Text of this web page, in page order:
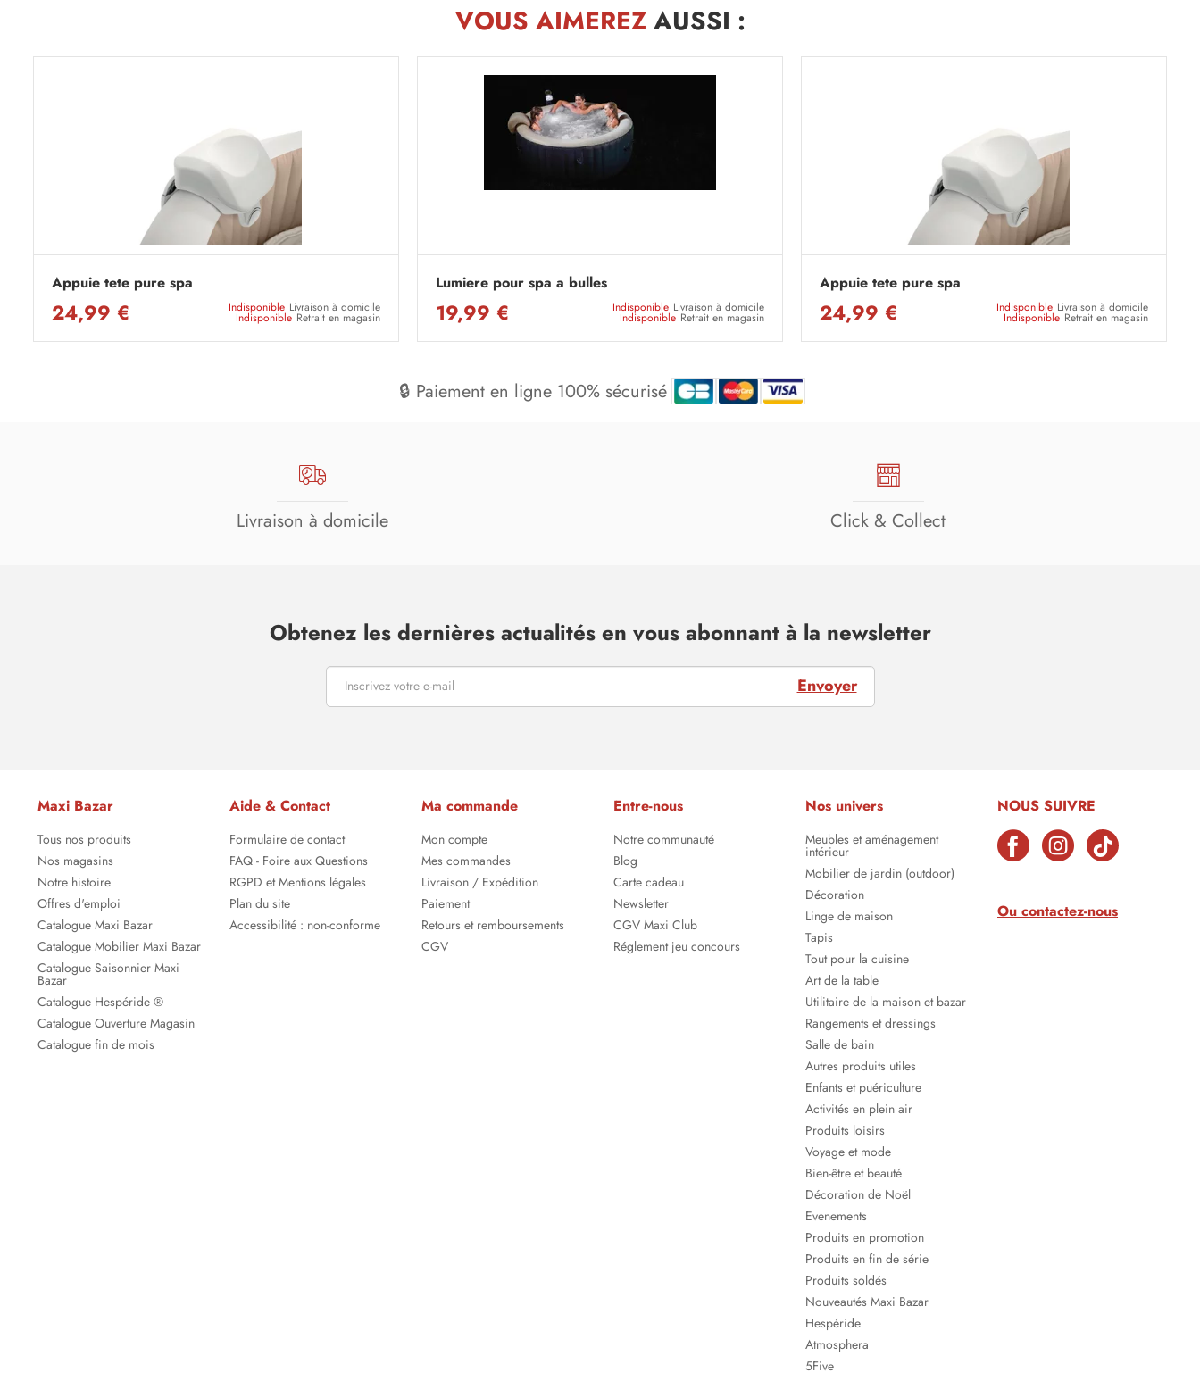
VOUS AIMEREZAUSSI :
Appuie tete pure spa
24,99 € Indisponible Livraison à domicile
Indisponible Retrait en magasin
Lumiere pour spa a bulles
19,99 € Indisponible Livraison à domicile
Indisponible Retrait en magasin
Appuie tete pure spa
24,99 € Indisponible Livraison à domicile
Indisponible Retrait en magasin
🔒 Paiement en ligne 100% sécurisé
Livraison à domicile Click & Collect
Obtenez les dernières actualités en vous abonnant à la newsletter
Envoyer
Maxi Bazar
Tous nos produits
Nos magasins
Notre histoire
Offres d'emploi
Catalogue Maxi Bazar
Catalogue Mobilier Maxi Bazar
Catalogue Saisonnier Maxi
Bazar
Catalogue Hespéride ®
Catalogue Ouverture Magasin
Catalogue fin de mois
Aide & Contact
Formulaire de contact
FAQ - Foire aux Questions
RGPD et Mentions légales
Plan du site
Accessibilité : non-conforme
Ma commande
Mon compte
Mes commandes
Livraison / Expédition
Paiement
Retours et remboursements
CGV
Entre-nous
Notre communauté
Blog
Carte cadeau
Newsletter
CGV Maxi Club
Réglement jeu concours
Nos univers
Meubles et aménagement
intérieur
Mobilier de jardin (outdoor)
Décoration
Linge de maison
Tapis
Tout pour la cuisine
Art de la table
Utilitaire de la maison et bazar
Rangements et dressings
Salle de bain
Autres produits utiles
Enfants et puériculture
Activités en plein air
Produits loisirs
Voyage et mode
Bien-être et beauté
Décoration de Noël
Evenements
Produits en promotion
Produits en fin de série
Produits soldés
Nouveautés Maxi Bazar
Hespéride
Atmosphera
5Five
NOUS SUIVRE
Ou contactez-nous